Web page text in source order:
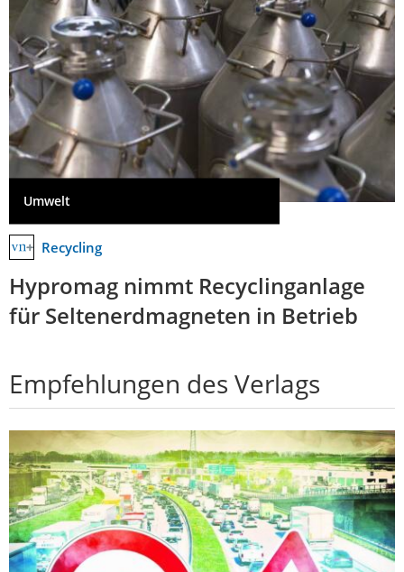
Umwelt
Recycling
Hypromag nimmt Recyclinganlage
für Seltenerdmagneten in Betrieb
Empfehlungen des Verlags